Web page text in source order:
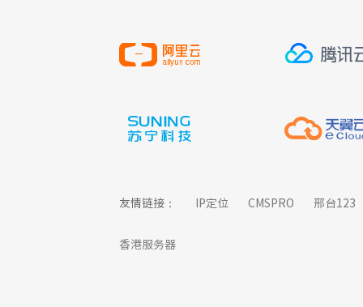
友情链接： IP定位 CMSPRO 邢台123
香港服务器